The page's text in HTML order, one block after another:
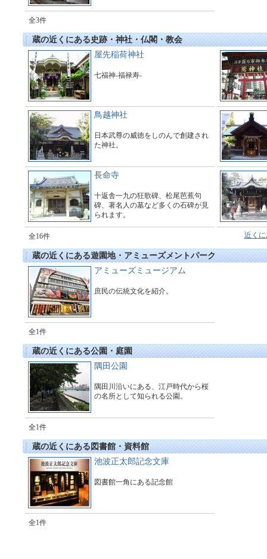
全3件
蔵の近くにある史跡・神社・仏閣・教会
屋先稲荷神社
七福神-福禄寿-
鳥越神社
日本武尊の威徳をしのんで創建され
た神社。
長命寺
十返舎一九の狂歌碑、松尾芭蕉句
碑、著名人の墓など多くの石碑が見
られます。
全16件 近く
蔵の近くにある遊園地・アミューズメントパーク
アミューズミュージアム
庶民の伝統文化を紹介。
全1件
蔵の近くにある公園・庭園
隅田公園
隅田川沿いにある、江戸時代から桜
の名所として知られる公園。
全1件
蔵の近くにある図書館・資料館
池波正太郎記念文庫
図書館一角にある記念館
全1件